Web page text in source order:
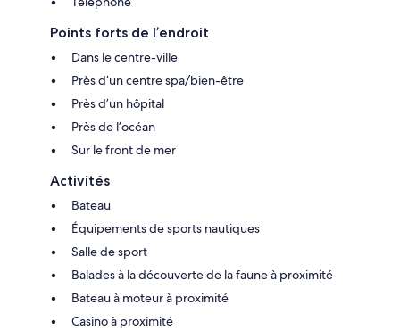
Points forts de l’endroit
Dans le centre-ville
Près d’un centre spa/bien-être
Près d’un hôpital
Près de l’océan
Sur le front de mer
Activités
Bateau
Équipements de sports nautiques
Salle de sport
Balades à la découverte de la faune à proximité
Bateau à moteur à proximité
Casino à proximité